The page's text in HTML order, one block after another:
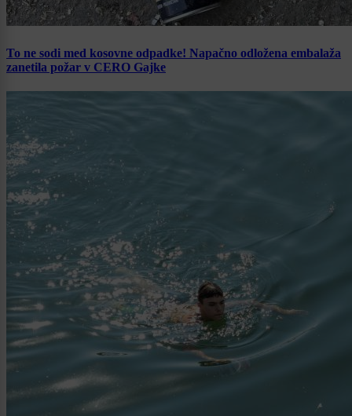
To ne sodi med kosovne odpadke! Napačno odložena embalaža
zanetila požar v CERO Gajke